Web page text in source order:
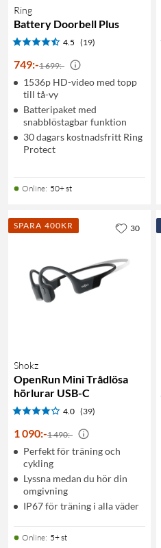
Ring
Battery Doorbell Plus
4.5 (19)
749:-1 699:-
1536p HD-video med topp
till tå-vy
Batteripaket med
snabblöstagbar funktion
30 dagars kostnadsfritt Ring
Protect
Online: 50+ st
SPARA 400KR
Shokz
OpenRun Mini Trådlösa
hörlurar USB-C
4.0 (39)
1 090:-1 490:-
Perfekt för träning och
cykling
Lyssna medan du hör din
omgivning
IP67 för träning i alla väder
Online: 5+ st
30